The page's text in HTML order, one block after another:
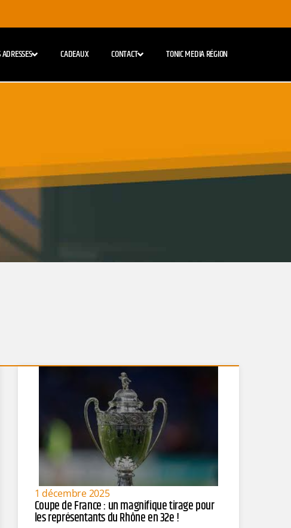
CADEAUX CONTACT TONIC MEDIA RÉGION
1 décembre 2025
Coupe de France : un magnifique tirage pour
les représentants du Rhône en 32e !